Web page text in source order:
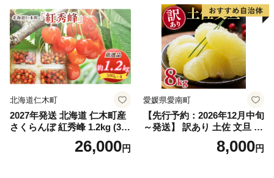
笛吹市 山梨県 フルーツ 果物
ぶどう 葡萄 大粒 シャインマ
スカット おすすめ シャイン
マスカット 贈答 ギフト 産地
笛吹市 シャインマスカット
笛吹 葡萄 国産 ぶどう 人気
国産 1.2kg 先行｜
北海道仁木町
2027年発送 北海道 仁木町産
さくらんぼ 紅秀峰 1.2kg (300
g×4パック) Lサイズ以上 旬
桜桃 産地直送 サクランボ チ
26,000円
愛媛県愛南町
【先行予約：2026年12月中旬
～発送】 訳あり 土佐 文旦 8k
g (Mサイズ以上サイズミック
ス) 8000円 わけあり ぶんた
8,000円